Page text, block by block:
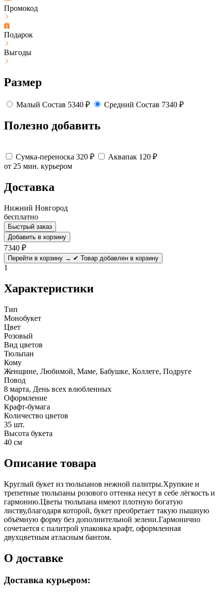
Промокод
Подарок
Выгоды
Размер
Малый Состав 5340 ₽ Средний Состав 7340 ₽
Полезно добавить
Сумка-переноска 320 ₽ Аквапак 120 ₽
от 25 мин. курьером
Доставка
Нижний Новгород
бесплатно
Быстрый заказ
Добавить в корзину
7340 ₽
Перейти в корзину → ✔ Товар добавлен в корзину
1
Характеристики
Тип
Монобукет
Цвет
Розовый
Вид цветов
Тюльпан
Кому
Женщине, Любимой, Маме, Бабушке, Коллеге, Подруге
Повод
8 марта, День всех влюбленных
Оформление
Крафт-бумага
Количество цветов
35 шт.
Высота букета
40 см
Описание товара
Круглый букет из тюльпанов нежной палитры.Хрупкие и
трепетные тюльпаны розового оттенка несут в себе лёгкость и
гармонию.Цветы тюльпана имеют плотную богатую
листву,благодаря которой, букет преобретает такую пышную
объёмную форму без дополнительной зелени.Гармонично
сочетается с палитрой упаковка крафт, оформленная
двухцветным атласным бантом.
О доставке
Доставка курьером: